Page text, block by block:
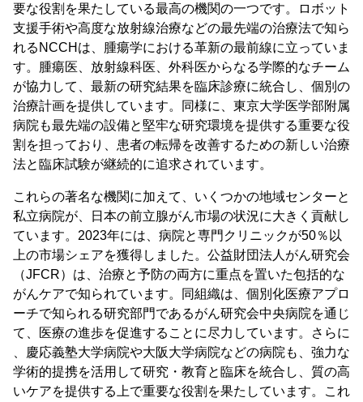
要な役割を果たしている最高の機関の一つです。ロボット
支援手術や高度な放射線治療などの最先端の治療法で知ら
れるNCCHは、腫瘍学における革新の最前線に立っていま
す。腫瘍医、放射線科医、外科医からなる学際的なチーム
が協力して、最新の研究結果を臨床診療に統合し、個別の
治療計画を提供しています。同様に、東京大学医学部附属
病院も最先端の設備と堅牢な研究環境を提供する重要な役
割を担っており、患者の転帰を改善するための新しい治療
法と臨床試験が継続的に追求されています。
これらの著名な機関に加えて、いくつかの地域センターと
私立病院が、日本の前立腺がん市場の状況に大きく貢献し
ています。2023年には、病院と専門クリニックが50％以
上の市場シェアを獲得しました。公益財団法人がん研究会
（JFCR）は、治療と予防の両方に重点を置いた包括的な
がんケアで知られています。同組織は、個別化医療アプロ
ーチで知られる研究部門であるがん研究会中央病院を通じ
て、医療の進歩を促進することに尽力しています。さらに
、慶応義塾大学病院や大阪大学病院などの病院も、強力な
学術的提携を活用して研究・教育と臨床を統合し、質の高
いケアを提供する上で重要な役割を果たしています。これ